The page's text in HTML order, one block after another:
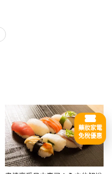
藥妝家電
免稅優惠